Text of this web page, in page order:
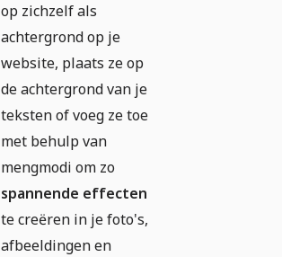
op zichzelf als
achtergrond op je
website, plaats ze op
de achtergrond van je
teksten of voeg ze toe
met behulp van
mengmodi om zo
spannende effecten
te creëren in je foto's,
afbeeldingen en